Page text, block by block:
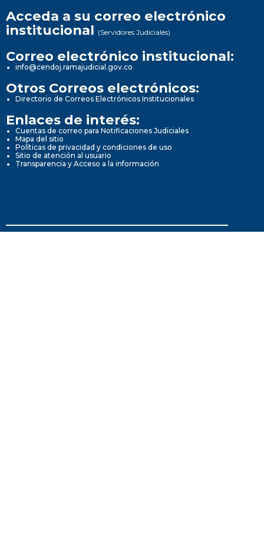
Acceda a su correo electrónico
institucional (Servidores Judiciales)
Correo electrónico institucional:
info@cendoj.ramajudicial.gov.co
Otros Correos electrónicos:
Directorio de Correos Electrónicos Institucionales
Enlaces de interés:
Cuentas de correo para Notificaciones Judiciales
Mapa del sitio
Políticas de privacidad y condiciones de uso
Sitio de atención al usuario
Transparencia y Acceso a la información